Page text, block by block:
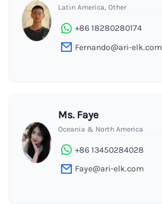
Latin America, Other
+86 18280280174
Fernando@ari-elk.com
Ms. Faye
Oceania & North America
+86 13450284028
Faye@ari-elk.com